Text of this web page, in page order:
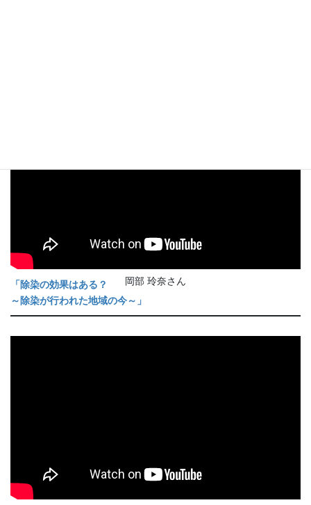
岡部 玲奈さん
「除染の効果はある？
～除染が行われた地域の今～」